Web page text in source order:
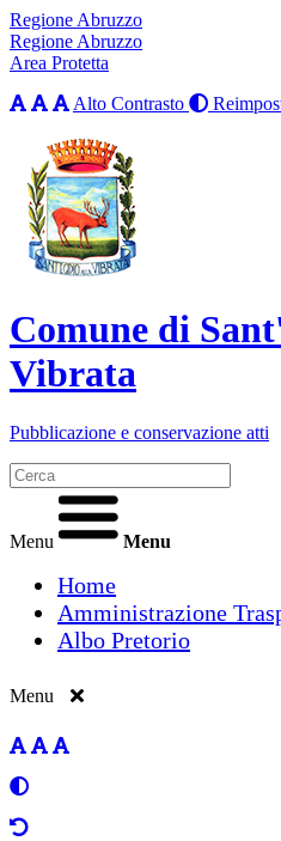
Regione Abruzzo
Regione Abruzzo
Area Protetta
Alto Contrasto
Comune di
Vibrata
Pubblicazione e conservazione atti
Menu Menu
Home
Amministrazione
Albo Pretorio
Menu